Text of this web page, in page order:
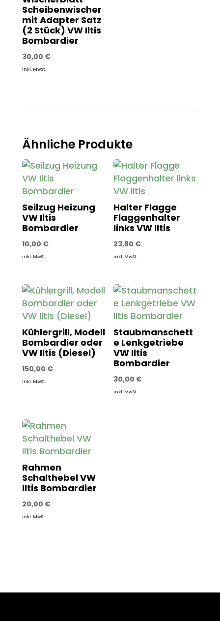
Scheibenwischer
mit Adapter Satz
(2 Stück) VW Iltis
Bombardier
30,00 €
inkl. MwSt.
Ähnliche Produkte
Seilzug Heizung
VW Iltis
Bombardier
10,00 €
inkl. MwSt.
Halter Flagge
Flaggenhalter
links VW Iltis
23,80 €
inkl. MwSt.
Kühlergrill, Modell
Bombardier oder
VW Iltis (Diesel)
150,00 €
inkl. MwSt.
Staubmanschett
e Lenkgetriebe
VW Iltis
Bombardier
30,00 €
inkl. MwSt.
Rahmen
Schalthebel VW
Iltis Bombardier
20,00 €
inkl. MwSt.